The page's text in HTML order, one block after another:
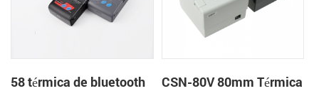
58 térmica de bluetooth
CSN-80V 80mm Térmica